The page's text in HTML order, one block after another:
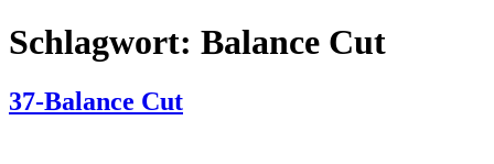
Schlagwort: Balance Cut
37-Balance Cut